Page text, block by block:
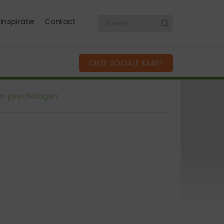
Inspiratie Contact
ONZE SOCIALE KAART
psychologen